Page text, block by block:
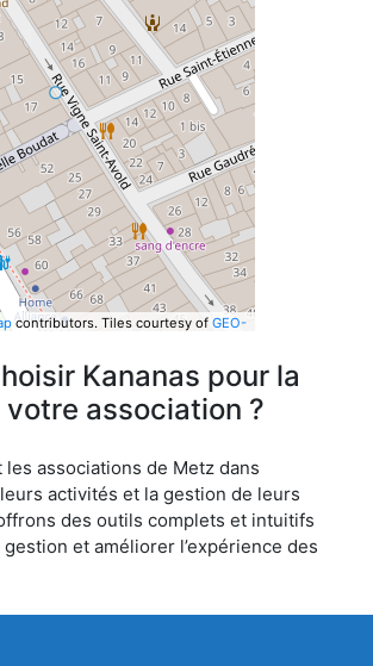
contributors. Tiles courtesy of GEO-
Kananas pour la
association ?
les associations de Metz dans
activités et la gestion de leurs
des outils complets et intuitifs
et améliorer l’expérience des